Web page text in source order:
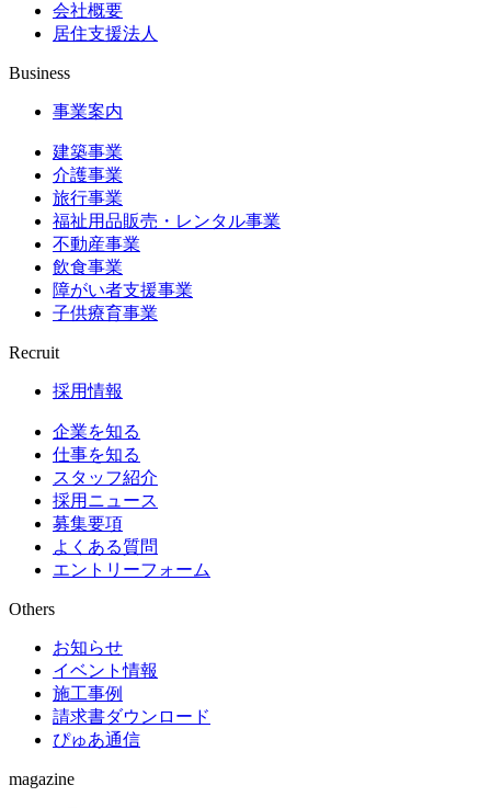
会社概要
居住支援法人
Business
事業案内
建築事業
介護事業
旅行事業
福祉用品販売・レンタル事業
不動産事業
飲食事業
障がい者支援事業
子供療育事業
Recruit
採用情報
企業を知る
仕事を知る
スタッフ紹介
採用ニュース
募集要項
よくある質問
エントリーフォーム
Others
お知らせ
イベント情報
施工事例
請求書ダウンロード
ぴゅあ通信
magazine